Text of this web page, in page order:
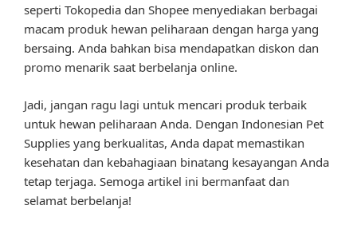
seperti Tokopedia dan Shopee menyediakan berbagai
macam produk hewan peliharaan dengan harga yang
bersaing. Anda bahkan bisa mendapatkan diskon dan
promo menarik saat berbelanja online.
Jadi, jangan ragu lagi untuk mencari produk terbaik
untuk hewan peliharaan Anda. Dengan Indonesian Pet
Supplies yang berkualitas, Anda dapat memastikan
kesehatan dan kebahagiaan binatang kesayangan Anda
tetap terjaga. Semoga artikel ini bermanfaat dan
selamat berbelanja!